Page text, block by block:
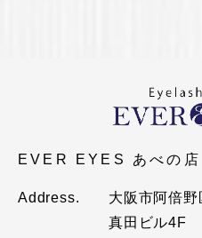
EVER EYES あべの店
Address.
大阪市阿倍
真田ビル4F